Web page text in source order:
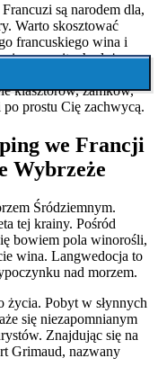
są narodem dla,
Warto skosztować
francuskiego wina i
plaż.
wybrzeżu Atlantyckim,
klasztorów, zamków,
prostu Cię zachwycą.
we Francji
Wybrzeże
Śródziemnym.
tej krainy. Pośród
bowiem pola winorośli,
wina. Langwedocja to
nad morzem.
życia. Pobyt w słynnych
się niezapomnianym
Znajdując się na
Grimaud, nazwany